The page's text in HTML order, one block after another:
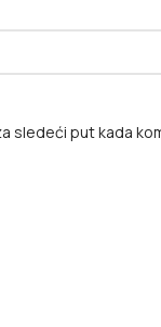
sledeći put kada